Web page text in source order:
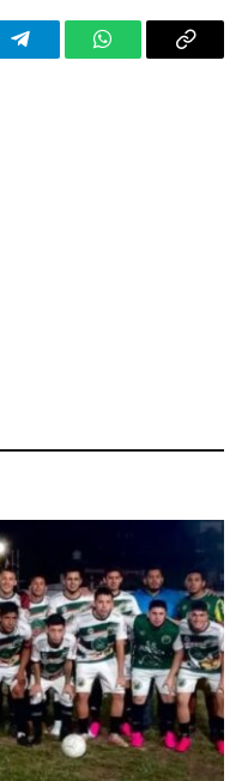
TelegramWhatsAppCopy